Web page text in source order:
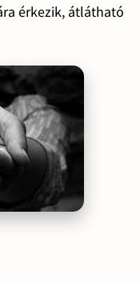
érkezik, átlátható